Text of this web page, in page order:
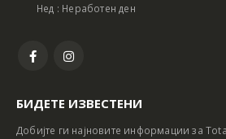
Нед : Неработен ден
БИДЕТЕ ИЗВЕСТЕНИ
Добијте ги најновите информации за